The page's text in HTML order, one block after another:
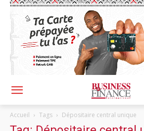
Accueil Tags Dépositaire central unique